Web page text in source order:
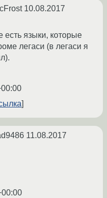
10.08.2017
есть языки, которые
легаси (в легаси я
11.08.2017